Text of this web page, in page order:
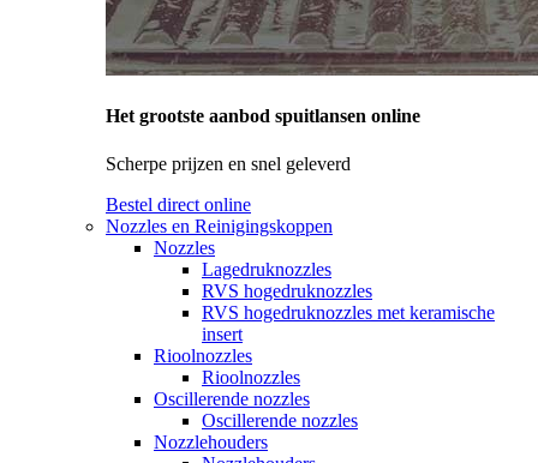
Het grootste aanbod spuitlansen online
Scherpe prijzen en snel geleverd
Bestel direct online
Nozzles en Reinigingskoppen
Nozzles
Lagedruknozzles
RVS hogedruknozzles
RVS hogedruknozzles met keramische
insert
Rioolnozzles
Rioolnozzles
Oscillerende nozzles
Oscillerende nozzles
Nozzlehouders